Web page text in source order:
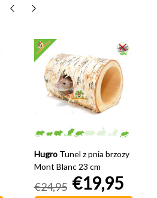
Hugro Tunel z pnia brzozy
Mont Blanc 23 cm
€24,95 €19,95